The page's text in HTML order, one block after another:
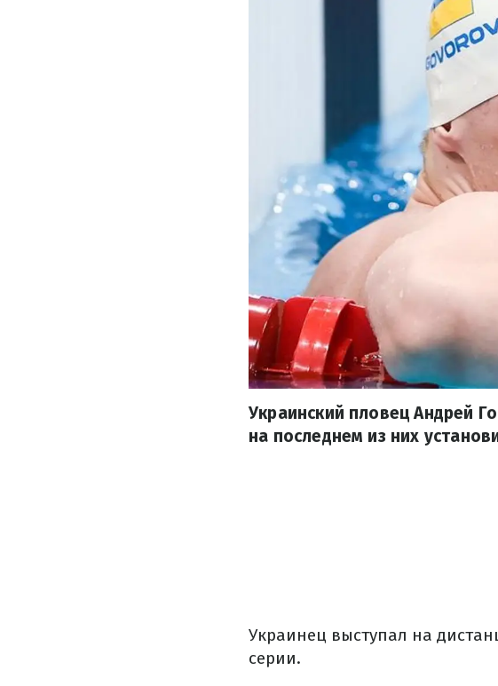
Украинский пловец Андрей
на последнем из них
Украинец выступал на
серии.